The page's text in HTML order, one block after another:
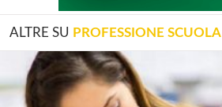
ALTRE SU PROFESSIONE SCUOLA